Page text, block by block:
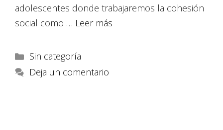
adolescentes donde trabajaremos la cohesión
social como … Leer más
Sin categoría
Deja un comentario